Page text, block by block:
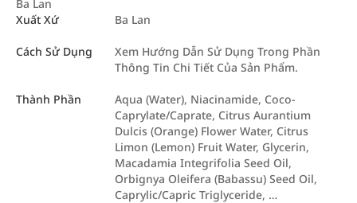
Ba Lan
Xuất Xứ
Ba Lan
Cách Sử Dụng
Xem Hướng Dẫn Sử Dụng Trong Phần
Thông Tin Chi Tiết Của Sản Phẩm.
Thành Phần
Aqua (Water), Niacinamide, Coco-
Caprylate/Caprate, Citrus Aurantium
Dulcis (Orange) Flower Water, Citrus
Limon (Lemon) Fruit Water, Glycerin,
Macadamia Integrifolia Seed Oil,
Orbignya Oleifera (Babassu) Seed Oil,
Caprylic/Capric Triglyceride, …